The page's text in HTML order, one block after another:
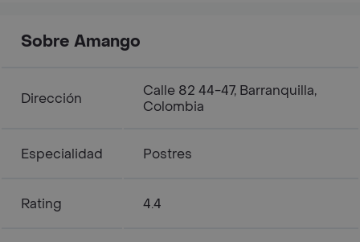
Sobre Amango
Dirección
Calle 82 44-47, Barranquilla,
Colombia
Especialidad Postres
Rating 4.4